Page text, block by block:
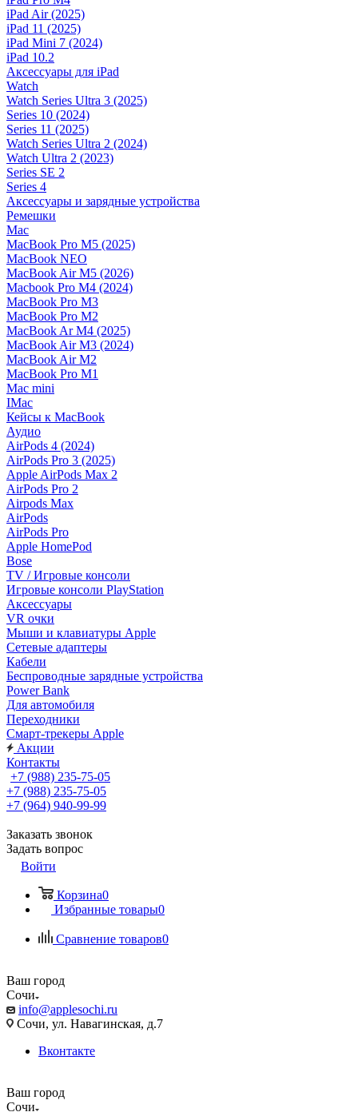
iPad Air (2025)
iPad 11 (2025)
iPad Mini 7 (2024)
iPad 10.2
Аксессуары для iPad
Watch
Watch Series Ultra 3 (2025)
Series 10 (2024)
Series 11 (2025)
Watch Series Ultra 2 (2024)
Watch Ultra 2 (2023)
Series SE 2
Series 4
Аксессуары и зарядные устройства
Ремешки
Mac
MacBook Pro M5 (2025)
MacBook NEO
MacBook Air M5 (2026)
Macbook Pro M4 (2024)
MacBook Pro M3
MacBook Pro M2
MacBook Ar M4 (2025)
MacBook Air M3 (2024)
MacBook Air M2
MacBook Pro M1
Mac mini
IMac
Кейсы к MacBook
Аудио
AirPods 4 (2024)
AirPods Pro 3 (2025)
Apple AirPods Max 2
AirPods Pro 2
Airpods Max
AirPods
AirPods Pro
Apple HomePod
Bose
TV / Игровые консоли
Игровые консоли PlayStation
Аксессуары
VR очки
Мыши и клавиатуры Apple
Сетевые адаптеры
Кабели
Беспроводные зарядные устройства
Power Bank
Для автомобиля
Переходники
Смарт-трекеры Apple
Акции
Контакты
+7 (988) 235-75-05
+7 (988) 235-75-05
+7 (964) 940-99-99
Заказать звонок
Задать вопрос
Войти
Корзина0
Избранные товары0
Сравнение товаров0
Ваш город
Сочи
info@applesochi.ru
Сочи, ул. Навагинская, д.7
Вконтакте
Ваш город
Сочи